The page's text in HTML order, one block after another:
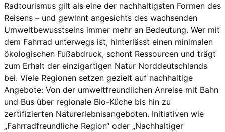
Radtourismus gilt als eine der nachhaltigsten Formen des
Reisens – und gewinnt angesichts des wachsenden
Umweltbewusstseins immer mehr an Bedeutung. Wer mit
dem Fahrrad unterwegs ist, hinterlässt einen minimalen
ökologischen Fußabdruck, schont Ressourcen und trägt
zum Erhalt der einzigartigen Natur Norddeutschlands
bei. Viele Regionen setzen gezielt auf nachhaltige
Angebote: Von der umweltfreundlichen Anreise mit Bahn
und Bus über regionale Bio-Küche bis hin zu
zertifizierten Naturerlebnisangeboten. Initiativen wie
„Fahrradfreundliche Region“ oder „Nachhaltiger